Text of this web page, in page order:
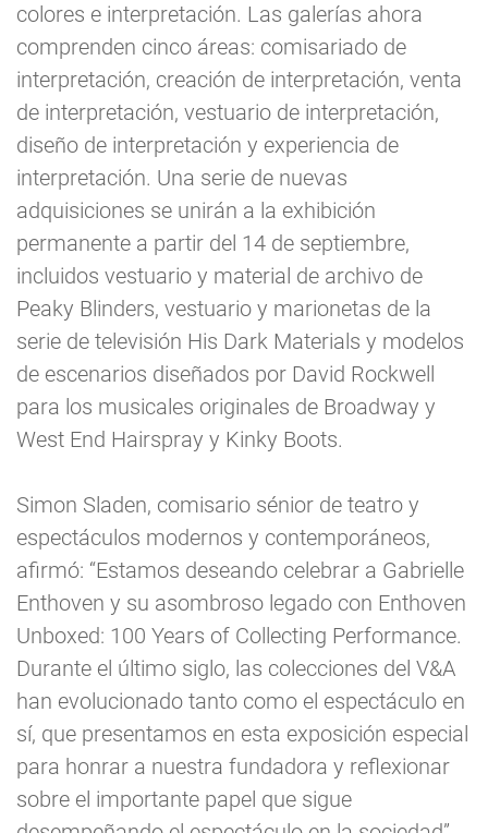
colores e interpretación. Las galerías ahora
comprenden cinco áreas: comisariado de
interpretación, creación de interpretación, venta
de interpretación, vestuario de interpretación,
diseño de interpretación y experiencia de
interpretación. Una serie de nuevas
adquisiciones se unirán a la exhibición
permanente a partir del 14 de septiembre,
incluidos vestuario y material de archivo de
Peaky Blinders, vestuario y marionetas de la
serie de televisión His Dark Materials y modelos
de escenarios diseñados por David Rockwell
para los musicales originales de Broadway y
West End Hairspray y Kinky Boots.
Simon Sladen, comisario sénior de teatro y
espectáculos modernos y contemporáneos,
afirmó: “Estamos deseando celebrar a Gabrielle
Enthoven y su asombroso legado con Enthoven
Unboxed: 100 Years of Collecting Performance.
Durante el último siglo, las colecciones del V&A
han evolucionado tanto como el espectáculo en
sí, que presentamos en esta exposición especial
para honrar a nuestra fundadora y reflexionar
sobre el importante papel que sigue